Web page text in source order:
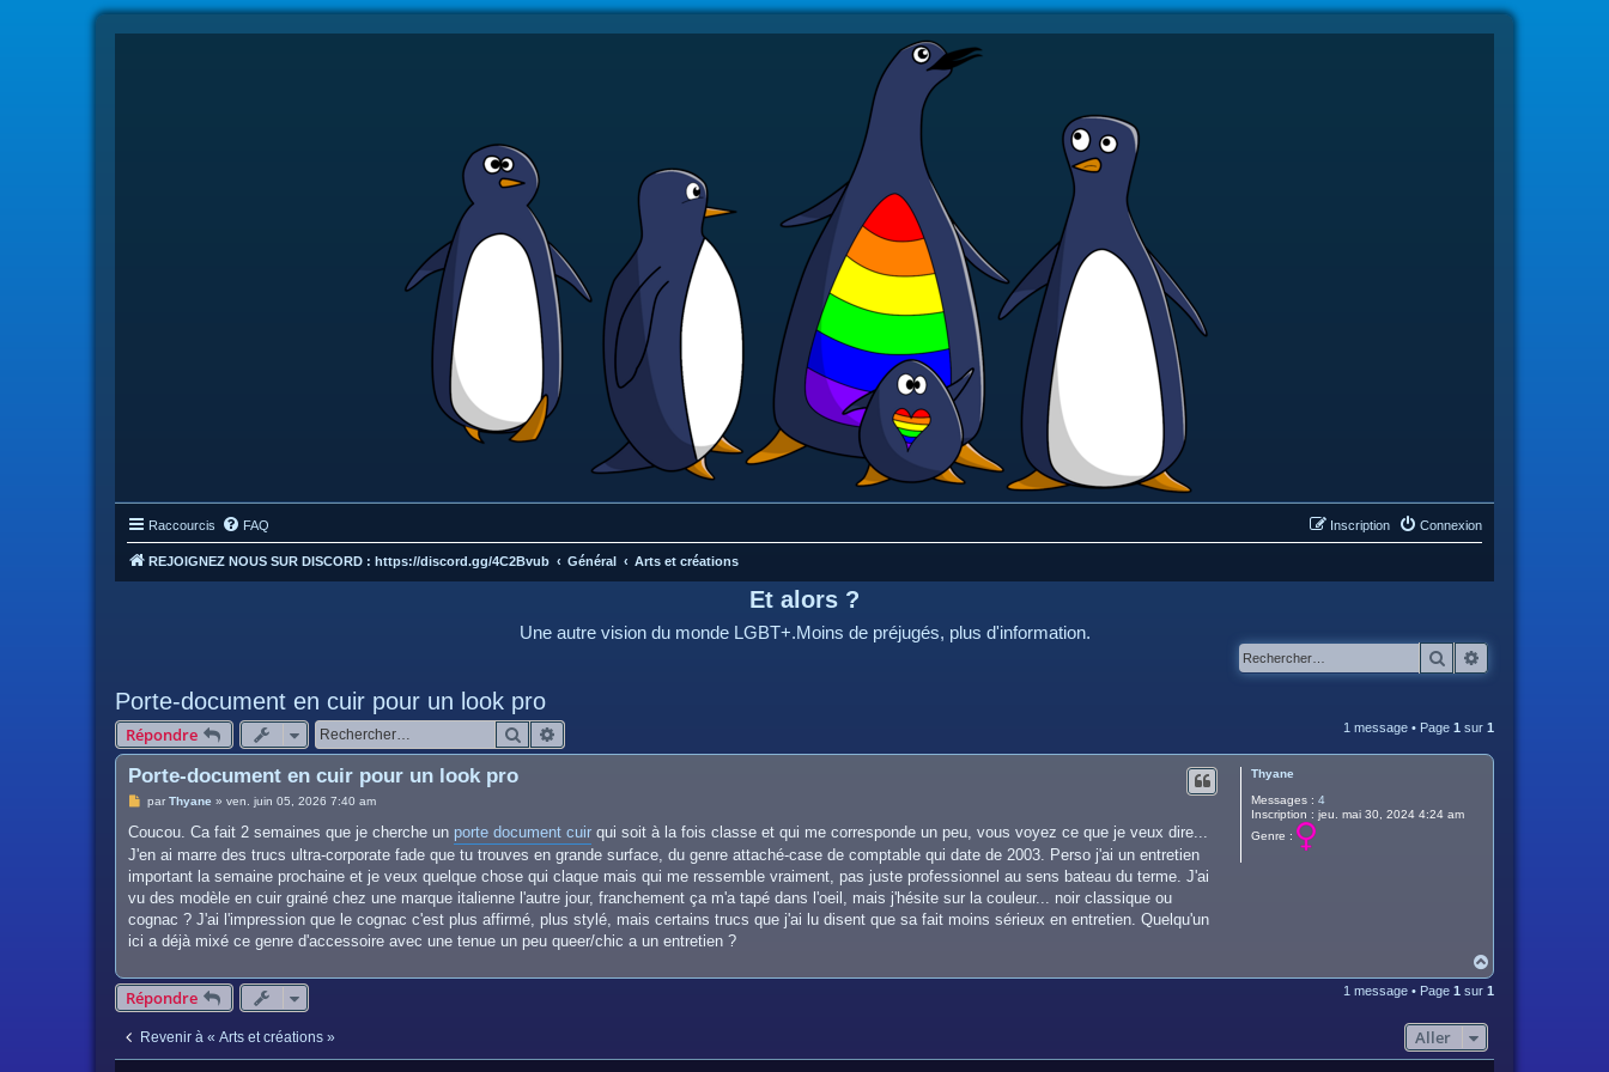
Raccourcis FAQ Connexion
Inscription
REJOIGNEZ NOUS SUR DISCORD : https://discord.gg/4C2Bvub Général Arts et créations
Et alors ?
Une autre vision du monde LGBT+.Moins de préjugés, plus d'information.
Rechercher
Porte-document en cuir pour un look pro
Répondre Rechercher 1 message • Page 1 sur 1
Thyane
Messages : 4
Inscription : jeu. mai 30, 2024 4:24 am
Genre :
Porte-document en cuir pour un look pro
M
s
a
g
e
par Thyane » ven. juin 05, 2026 7:40 am
Coucou. Ca fait 2 semaines que je cherche un porte document cuir qui soit à la fois classe et qui me corresponde un peu, vous voyez ce que je veux dire...
J'en ai marre des trucs ultra-corporate fade que tu trouves en grande surface, du genre attaché-case de comptable qui date de 2003. Perso j'ai un entretien
important la semaine prochaine et je veux quelque chose qui claque mais qui me ressemble vraiment, pas juste professionnel au sens bateau du terme. J'ai
vu des modèle en cuir grainé chez une marque italienne l'autre jour, franchement ça m'a tapé dans l'oeil, mais j'hésite sur la couleur... noir classique ou
cognac ? J'ai l'impression que le cognac c'est plus affirmé, plus stylé, mais certains trucs que j'ai lu disent que sa fait moins sérieux en entretien. Quelqu'un
ici a déjà mixé ce genre d'accessoire avec une tenue un peu queer/chic a un entretien ?
a
u
Répondre 1 message • Page 1 sur 1
Revenir à « Arts et créations » Aller